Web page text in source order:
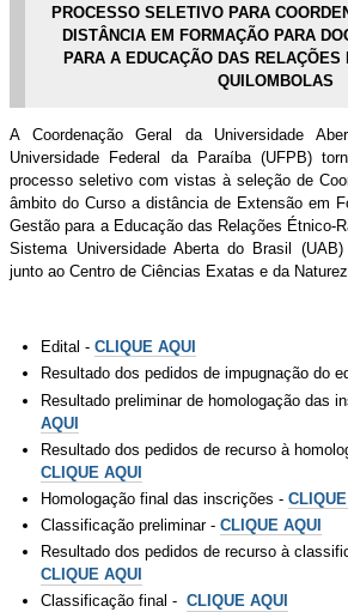
PROCESSO SELETIVO PARA
DISTÂNCIA EM FORMAÇÃO PARA
PARA A EDUCAÇÃO DAS RELAÇÕES
QUILOMBOLAS
A Coordenação Geral da Universidade
Universidade Federal da Paraíba (UFPB)
processo seletivo com vistas à seleção de
âmbito do Curso a distância de Extensão em
Gestão para a Educação das Relações Étnico-
Sistema Universidade Aberta do Brasil
junto ao Centro de Ciências Exatas e da
Edital - CLIQUE AQUI
Resultado dos pedidos de impugnação do
Resultado preliminar de homologação das
AQUI
Resultado dos pedidos de recurso à
CLIQUE AQUI
Homologação final das inscrições - CLIQUE
Classificação preliminar - CLIQUE AQUI
Resultado dos pedidos de recurso à
CLIQUE AQUI
Classificação final - CLIQUE AQUI